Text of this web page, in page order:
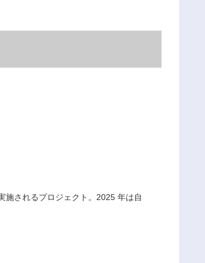
施されるプロジェクト。2025 年は自